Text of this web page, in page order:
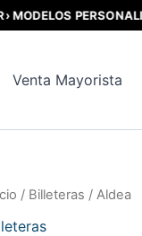
Venta Mayorista
/ Billeteras / Aldea